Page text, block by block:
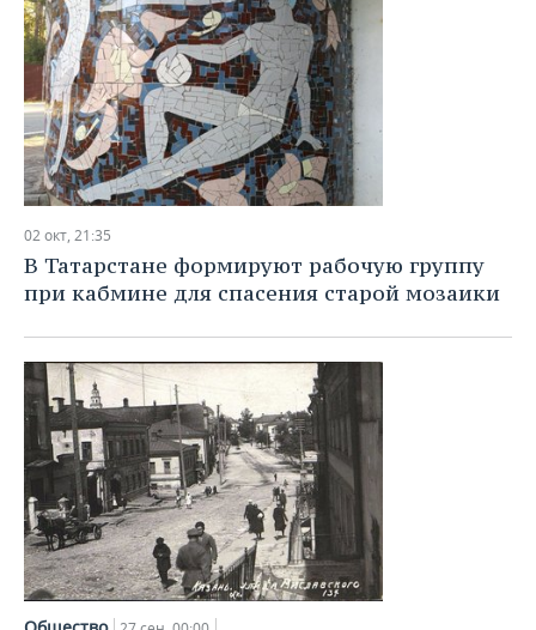
02 окт, 21:35
В Татарстане формируют рабочую группу
при кабмине для спасения старой мозаики